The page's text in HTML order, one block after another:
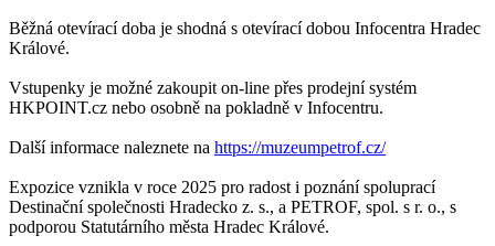
Běžná otevírací doba je shodná s otevírací dobou Infocentra Hradec
Králové.
Vstupenky je možné zakoupit on-line přes prodejní systém
HKPOINT.cz nebo osobně na pokladně v Infocentru.
Další informace naleznete na https://muzeumpetrof.cz/
Expozice vznikla v roce 2025 pro radost i poznání spoluprací
Destinační společnosti Hradecko z. s., a PETROF, spol. s r. o., s
podporou Statutárního města Hradec Králové.